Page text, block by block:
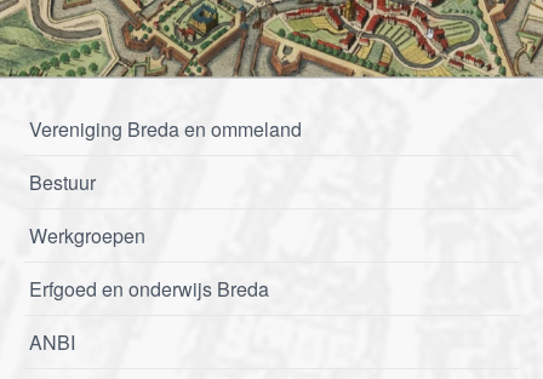
Vereniging Breda en ommeland
Bestuur
Werkgroepen
Erfgoed en onderwijs Breda
ANBI